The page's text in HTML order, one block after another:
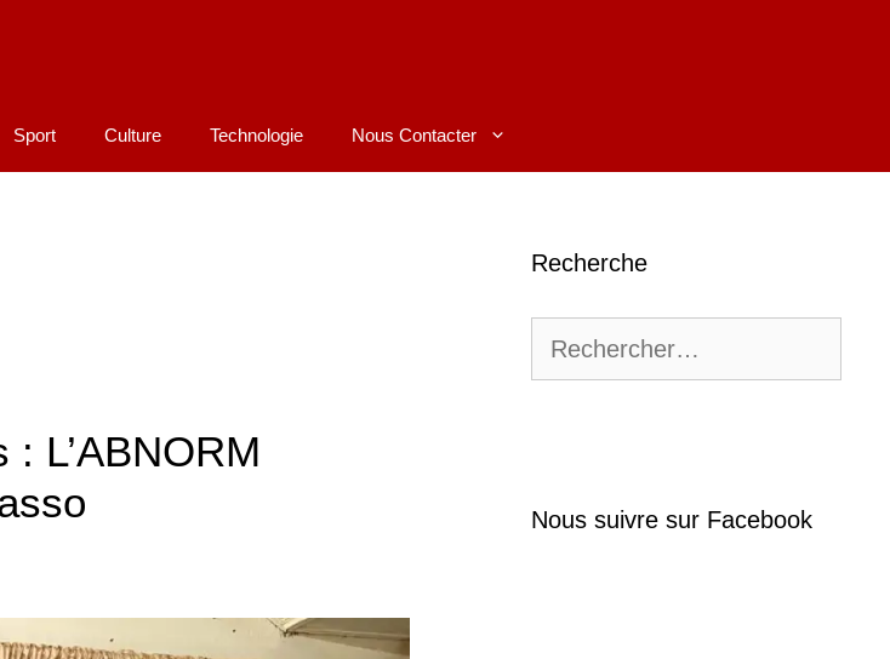
Sport Culture Technologie Nous Contacter
L’ABNORM
Recherche
Nous suivre sur Facebook